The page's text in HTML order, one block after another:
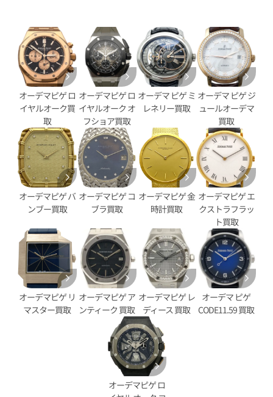
ロイヤルオーク オフショア
26420CE.OO.A043VE.01
日時点の参考買取価格です
オーデマ ピゲ ロイヤルオー
クロノグラフ
参考買取価格
6,747,000円
※2026年5月9日時点の参考買
オーデマピゲ ロ
イヤルオーク買
取
オーデマピゲ ロ
イヤルオーク オ
フショア買取
オーデマ ピゲ ミ
レネリー買取
オーデマ ピゲ ジ
ュールオーデマ
買取
オーデマピゲ バ
ンブー買取
オーデマピゲ コ
ブラ買取
オーデマピゲ 金
時計買取
オーデマピゲ エ
クストラフラッ
ト買取
オーデマピゲ リ
マスター買取
オーデマピゲ ア
ンティーク 買取
オーデマピゲ レ
ディース 買取
オーデマ ピゲ
CODE11.59 買取
オーデマピゲ ロ